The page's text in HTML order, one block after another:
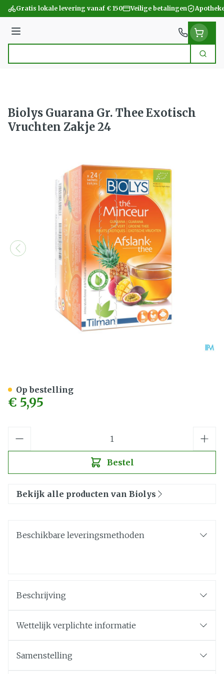
Ga naar de inhoud
Gratis lokale levering vanaf € 150 Veilige betalingen
Menu
Zoek
Biolys Guarana Gr. Thee Exotisch
Vruchten Zakje 24
€ 5,95
Bestel
Op bestelling
Bekijk alle producten van Biolys
Beschikbare leveringsmethoden
Beschrijving
Wettelijk verplichte informatie
Samenstelling